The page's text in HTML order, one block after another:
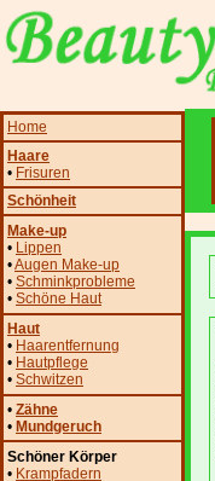
Home
Haare
• Frisuren
Schönheit
Make-up
• Lippen
•Augen Make-up
• Schminkprobleme
• Schöne Haut
Haut
• Haarentfernung
• Hautpflege
• Schwitzen
• Zähne
• Mundgeruch
Schöner Körper
• Krampfadern